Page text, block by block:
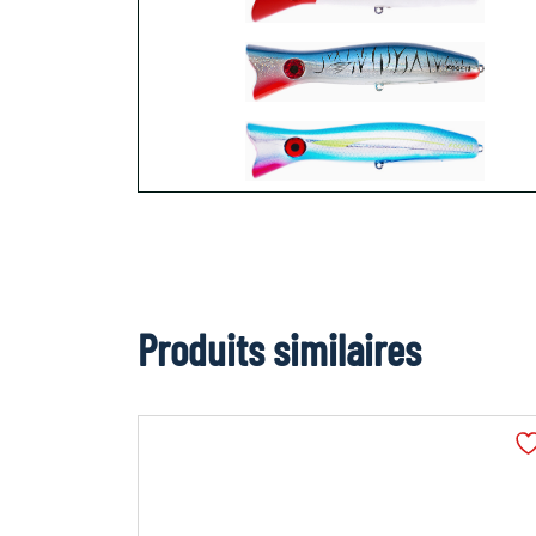
Produits similaires